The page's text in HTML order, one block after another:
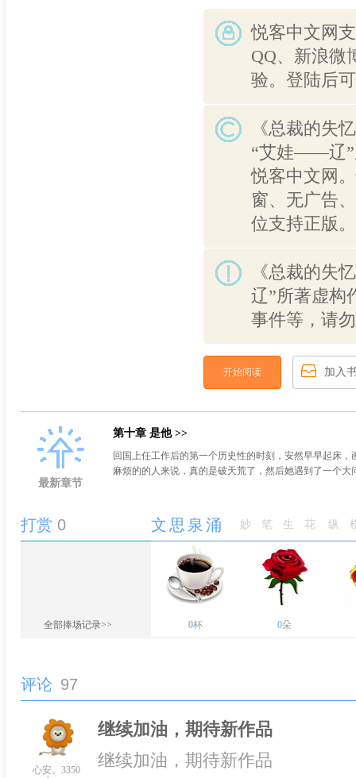
悦客中文网
QQ、新浪微
验。登陆后
《总裁的失
“艾娃——辽”
悦客中文网
窗、无广告
位支持正版。
《总裁的失
辽”所著虚构
事件等，请
开始阅读 加入
最新章节
第十章 是他 >>
回国上任工作后的第一个历史性的时刻，安然早早起床
麻烦的的人来说，真的是破天荒了，然后她遇到了一个大
打赏 0 文思泉涌 妙笔生花 纵
全部捧场记录>> 0杯 0朵
评论 97
心安。3350
继续加油，期待新作品
继续加油，期待新作品